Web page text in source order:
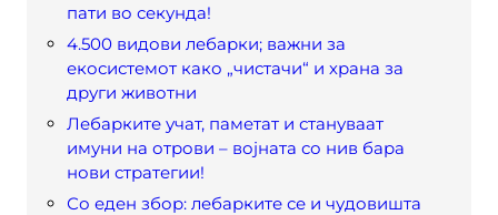
пати во секунда!
4.500 видови лебарки; важни за
екосистемот како „чистачи“ и храна за
други животни
Лебарките учат, паметат и стануваат
имуни на отрови – војната со нив бара
нови стратегии!
Со еден збор: лебарките се и чудовишта